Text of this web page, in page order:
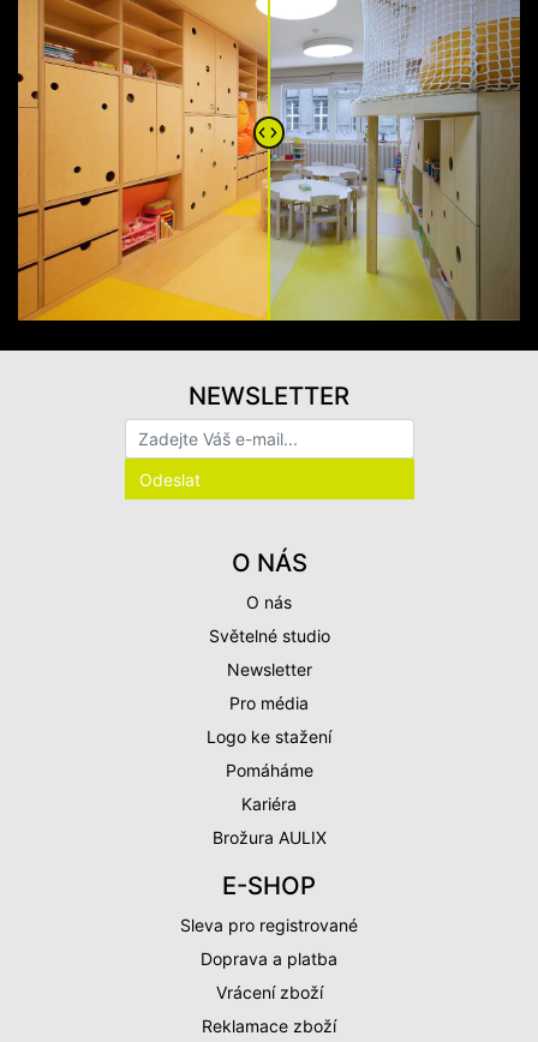
O NÁS
O nás
Světelné studio
Newsletter
Pro média
Logo ke stažení
Pomáháme
Kariéra
Brožura AULIX
E-SHOP
Sleva pro registrované
Doprava a platba
Vrácení zboží
Reklamace zboží
NEWSLETTER